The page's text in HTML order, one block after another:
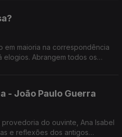
em maioria na correspondência
elogios. Abrangem todos os
- João Paulo Guerra
provedoria do ouvinte, Ana Isabel
e reflexões dos antigos